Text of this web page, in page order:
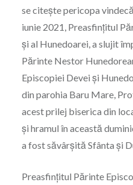
se citește pericopa
iunie 2021, Preasfințitul
și al Hunedoarei, a slujit
Părinte Nestor
Episcopiei Devei și
din parohia Baru Mare,
acest prilej biserica din
și hramul în această
a fost săvârșită Sfânta și
Preasfințitul Părinte